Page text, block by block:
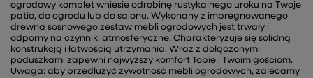
ogrodowy komplet wniesie odrobinę rustykalnego uroku na Twoje
patio, do ogrodu lub do salonu. Wykonany z impregnowanego
drewna sosnowego zestaw mebli ogrodowych jest trwały i
odporny na czynniki atmosferyczne. Charakteryzuje się solidną
konstrukcją i łatwością utrzymania. Wraz z dołączonymi
poduszkami zapewni najwyższy komfort Tobie i Twoim gościom.
Uwaga: aby przedłużyć żywotność mebli ogrodowych, zalecamy